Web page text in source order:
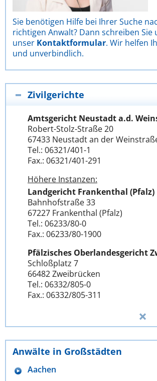
Sie benötigen Hilfe bei Ihrer Suche
richtigen Anwalt? Dann schreiben Sie
unser Kontaktformular. Wir helfen
und unverbindlich.
Zivilgerichte
Amtsgericht Neustadt a.d.
Robert-Stolz-Straße 20
67433 Neustadt an der
Tel.: 06321/401-1
Fax.: 06321/401-291
Höhere Instanzen:
Landgericht Frankenthal (Pfalz)
Bahnhofstraße 33
67227 Frankenthal (Pfalz)
Tel.: 06233/80-0
Fax.: 06233/80-1900
Pfälzisches Oberlandesgericht
Schloßplatz 7
66482 Zweibrücken
Tel.: 06332/805-0
Fax.: 06332/805-311
Anwälte in Großstädten
Aachen